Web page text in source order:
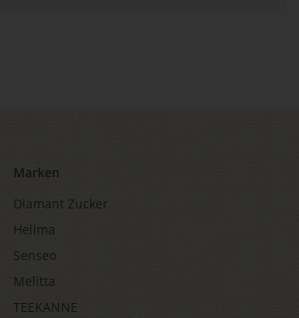
Marken
Diamant Zucker
Hellma
Senseo
Melitta
TEEKANNE